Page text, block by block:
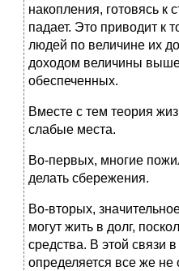
накопления, готовясь к
падает. Это приводит к
людей по величине их
доходом величины
обеспеченных.
Вместе с тем теория
слабые места.
Во-первых, многие
делать сбережения.
Во-вторых,
могут жить в долг,
средства. В этой связи
определяется все же